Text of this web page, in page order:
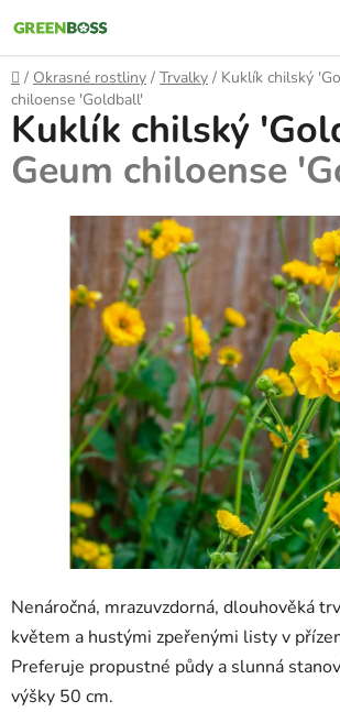
na
obsah
Domů
/ Okrasné rostliny / Trvalky / Kuklík chilský
chiloense 'Goldball'
Nenáročná, mrazuvzdorná, dlouhověká
květem a hustými zpeřenými listy v
Preferuje propustné půdy a slunná
výšky 50 cm.
Kuklík chilský
Geum chiloense